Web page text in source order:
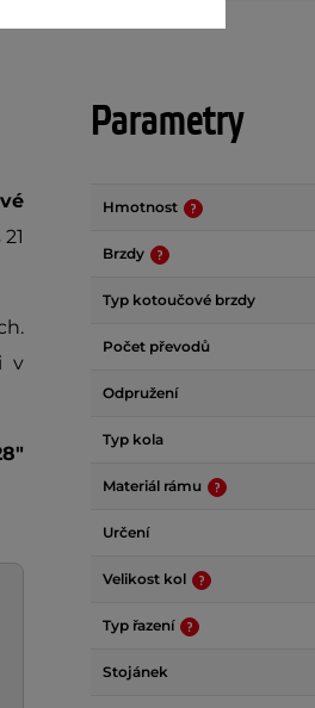
21
v
Parametry
Hmotnost
Brzdy
Typ kotoučové brzdy
Počet převodů
Odpružení
Typ kola
Materiál rámu
Určení
Velikost kol
Typ řazení
Stojánek